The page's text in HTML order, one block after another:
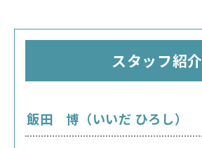
スタッフ紹介
飯田 博（いいだ ひろし）